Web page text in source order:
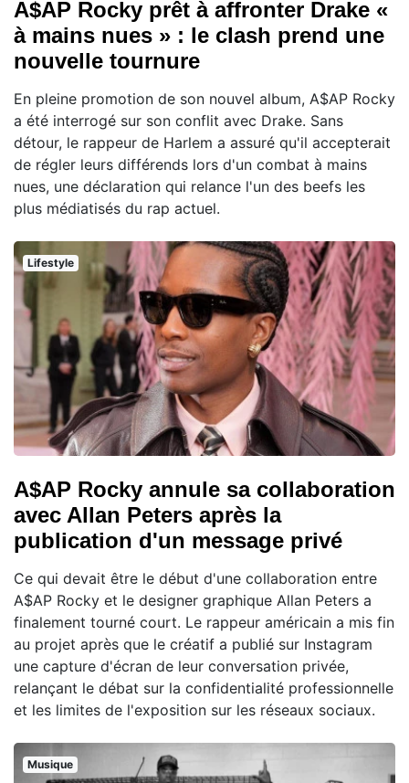
A$AP Rocky prêt à affronter Drake «
à mains nues » : le clash prend une
nouvelle tournure
En pleine promotion de son nouvel album, A$AP Rocky
a été interrogé sur son conflit avec Drake. Sans
détour, le rappeur de Harlem a assuré qu'il accepterait
de régler leurs différends lors d'un combat à mains
nues, une déclaration qui relance l'un des beefs les
plus médiatisés du rap actuel.
Lifestyle
A$AP Rocky annule sa collaboration
avec Allan Peters après la
publication d'un message privé
Ce qui devait être le début d'une collaboration entre
A$AP Rocky et le designer graphique Allan Peters a
finalement tourné court. Le rappeur américain a mis fin
au projet après que le créatif a publié sur Instagram
une capture d'écran de leur conversation privée,
relançant le débat sur la confidentialité professionnelle
et les limites de l'exposition sur les réseaux sociaux.
Musique